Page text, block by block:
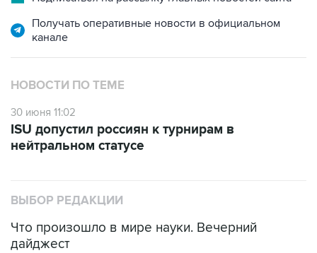
Получать оперативные новости в официальном
канале
НОВОСТИ ПО ТЕМЕ
30 июня 11:02
ISU допустил россиян к турнирам в
нейтральном статусе
ВЫБОР РЕДАКЦИИ
Что произошло в мире науки. Вечерний
дайджест